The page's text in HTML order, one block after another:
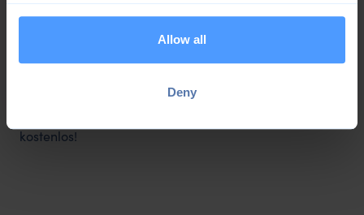
Allow all
Deny
kostenlos!